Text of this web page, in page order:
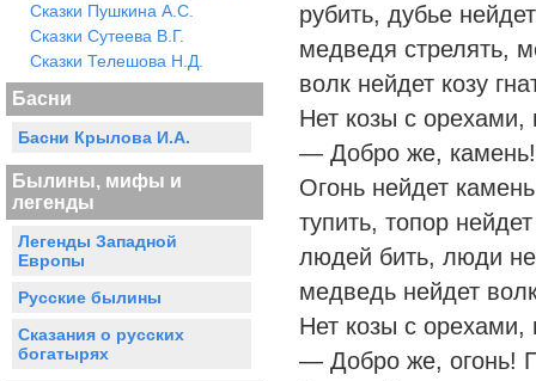
Сказки Пушкина А.С.
Сказки Сутеева В.Г.
Сказки Телешова Н.Д.
Басни
Басни Крылова И.А.
Былины, мифы и
легенды
Легенды Западной
Европы
Русские былины
Сказания о русских
богатырях
рубить, дубье
медведя стрелять,
волк нейдет козу
Нет козы с орехами,
— Добро же,
Огонь нейдет
тупить, топор
людей бить, люди
медведь нейдет
Нет козы с орехами,
— Добро же, огонь!